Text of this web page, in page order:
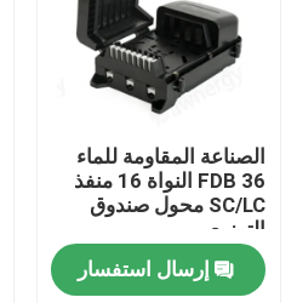
الصفحة الرئيسية
الصناعة المقاومة للماء
FDB 36 النواة 16 منفذ
SC/LC محول صندوق
التوزيع
إرسال استفسار